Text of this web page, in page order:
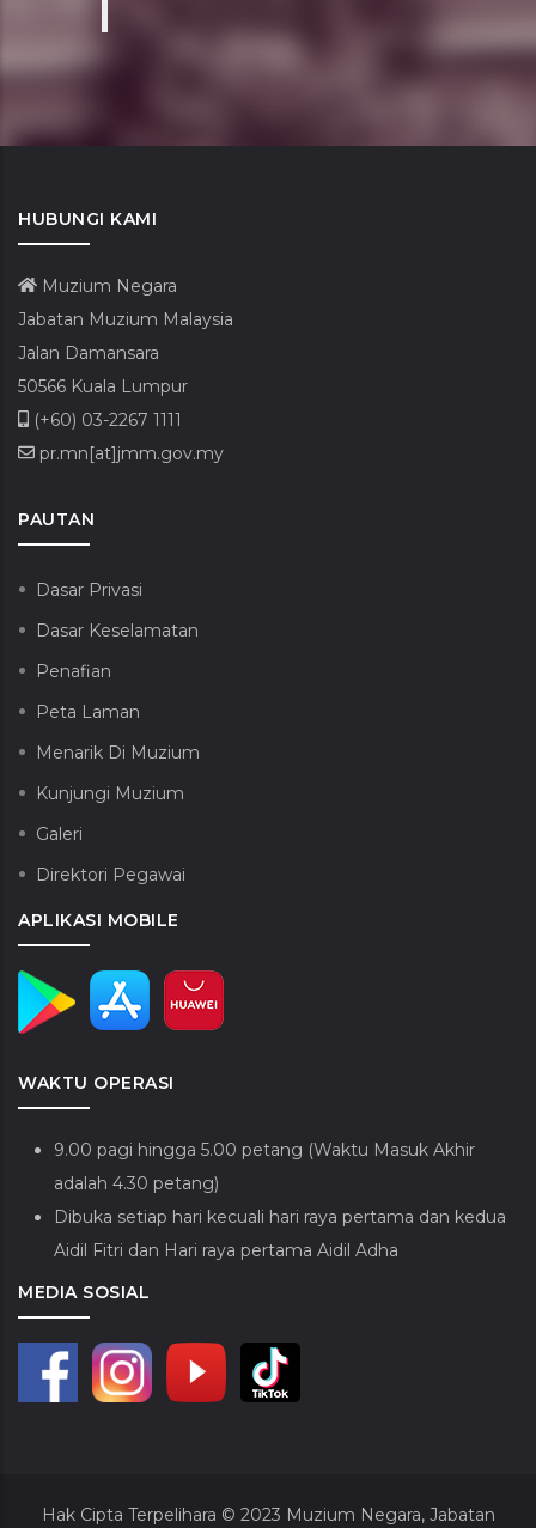
HUBUNGI KAMI
Muzium Negara
Jabatan Muzium Malaysia
Jalan Damansara
50566 Kuala Lumpur
(+60) 03-2267 1111
pr.mn[at]jmm.gov.my
PAUTAN
Dasar Privasi
Dasar Keselamatan
Penafian
Peta Laman
Menarik Di Muzium
Kunjungi Muzium
Galeri
Direktori Pegawai
APLIKASI MOBILE
WAKTU OPERASI
9.00 pagi hingga 5.00 petang (Waktu Masuk Akhir
adalah 4.30 petang)
Dibuka setiap hari kecuali hari raya pertama dan kedua
Aidil Fitri dan Hari raya pertama Aidil Adha
MEDIA SOSIAL
Hak Cipta Terpelihara © 2023 Muzium Negara, Jabatan